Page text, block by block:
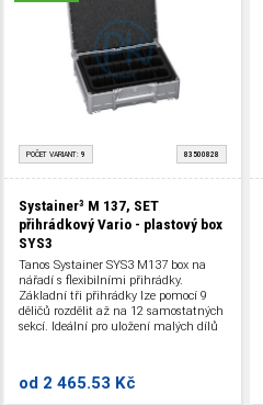
POČET VARIANT: 9 83500828
Systainer³ M 137, SET
přihrádkový Vario - plastový box
SYS3
Tanos Systainer SYS3 M137 box na
nářadí s flexibilními přihrádky.
Základní tři přihrádky lze pomocí 9
děličů rozdělit až na 12 samostatných
sekcí. Ideální pro uložení malých dílů
skládat na sebe, stohovatelný systém.
od 2 465.53 Kč